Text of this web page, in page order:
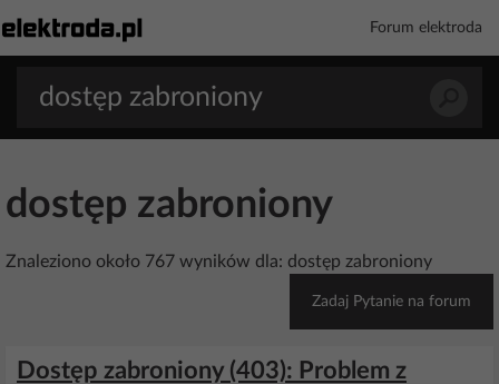
Forum elektroda
dostęp zabroniony
Znaleziono około 767 wyników dla: dostęp zabroniony
Zadaj Pytanie na forum
Dostęp zabroniony (403): Problem z